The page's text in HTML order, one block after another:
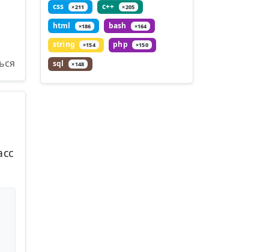
css ×211 c++ ×205
html ×186 bash ×164
string ×154 php ×150
sql ×148